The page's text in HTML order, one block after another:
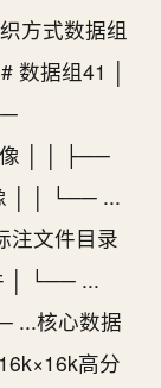
方式数据组
数据组41 │
像 │ │ ├──
│ │ └── ...
注文件目录
│ └── ...
...核心数据
高分